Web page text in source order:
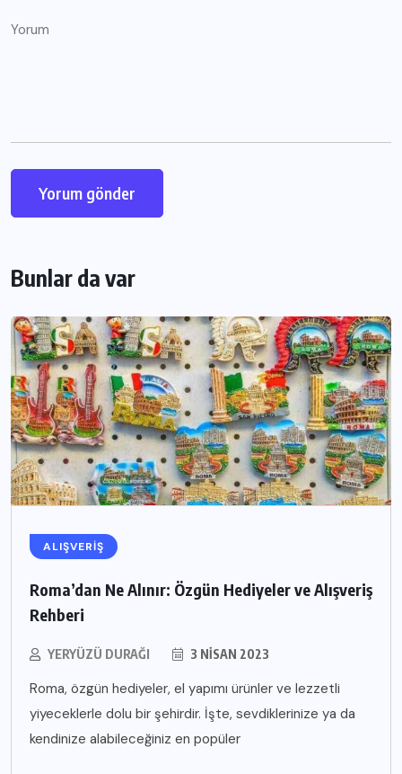
Bunlar da var
ALIŞVERIŞ
Roma’dan Ne Alınır: Özgün Hediyeler ve Alışveriş
Rehberi
YERYÜZÜ DURAĞI 3 NISAN 2023
Roma, özgün hediyeler, el yapımı ürünler ve lezzetli
yiyeceklerle dolu bir şehirdir. İşte, sevdiklerinize ya da
kendinize alabileceğiniz en popüler